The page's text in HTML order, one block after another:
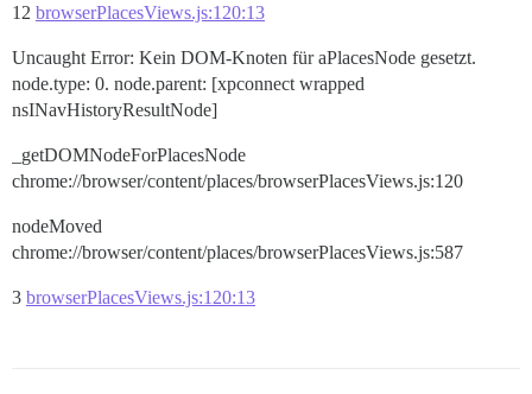
12 browserPlacesViews.js:120:13
Uncaught Error: Kein DOM-Knoten für aPlacesNode gesetzt.
node.type: 0. node.parent: [xpconnect wrapped
nsINavHistoryResultNode]
_getDOMNodeForPlacesNode
chrome://browser/content/places/browserPlacesViews.js:120
nodeMoved
chrome://browser/content/places/browserPlacesViews.js:587
3 browserPlacesViews.js:120:13